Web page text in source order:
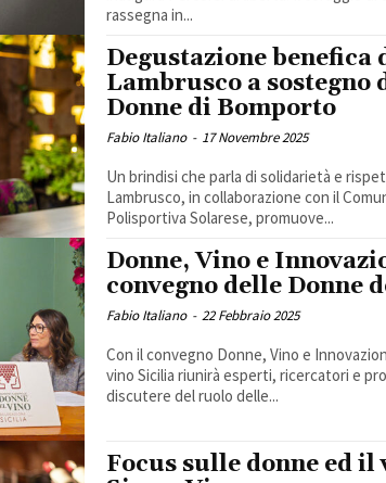
rassegna in...
Degustazione benefica
Lambrusco a sostegno
Donne di Bomporto
Fabio Italiano - 17 Novembre 2025
Un brindisi che parla di solidarietà e
Lambrusco, in collaborazione con il
Polisportiva Solarese, promuove...
Donne, Vino e
convegno delle Donne
Fabio Italiano - 22 Febbraio 2025
Con il convegno Donne, Vino e
vino Sicilia riunirà esperti, ricercatori e
discutere del ruolo delle...
Focus sulle donne ed